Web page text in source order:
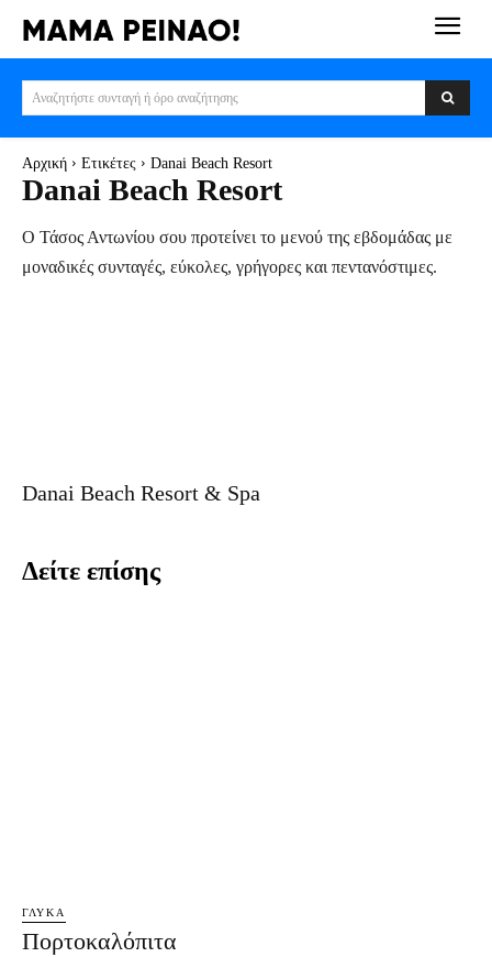
Αναζητήστε συνταγή ή όρο αναζήτησης
Αρχική Ετικέτες Danai Beach Resort
Danai Beach Resort
Ο Τάσος Αντωνίου σου προτείνει το μενού της εβδομάδας με
μοναδικές συνταγές, εύκολες, γρήγορες και πεντανόστιμες.
Danai Beach Resort & Spa
Δείτε επίσης
ΓΛΥΚΆ
Πορτοκαλόπιτα